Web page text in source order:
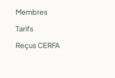
Membres
Tarifs
Reçus CERFA